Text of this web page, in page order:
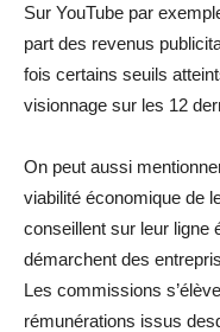
Sur YouTube par
part des revenus
fois certains seuils
visionnage sur les 12
On peut aussi
viabilité économique de
conseillent sur leur ligne
démarchent des
Les commissions
rémunérations issus